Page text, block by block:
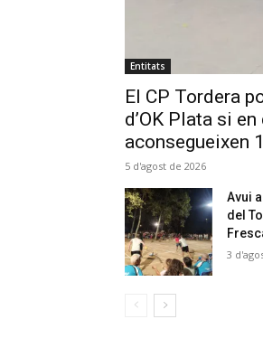
Entitats
El CP Tordera
d’OK Plata si en
aconsegueixen
5 d'agost de 2026
Avui
del
3